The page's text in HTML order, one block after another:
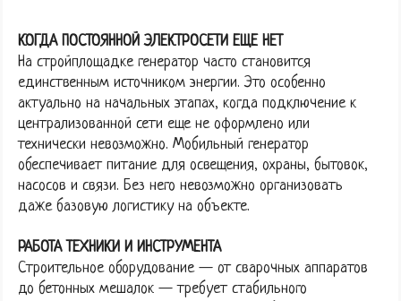
КОГДА ПОСТОЯННОЙ ЭЛЕКТРОСЕТИ ЕЩЕ НЕТ
На стройплощадке генератор часто становится
единственным источником энергии. Это особенно
актуально на начальных этапах, когда подключение к
централизованной сети еще не оформлено или
технически невозможно. Мобильный генератор
обеспечивает питание для освещения, охраны, бытовок,
насосов и связи. Без него невозможно организовать
даже базовую логистику на объекте.
РАБОТА ТЕХНИКИ И ИНСТРУМЕНТА
Строительное оборудование — от сварочных аппаратов
до бетонных мешалок — требует стабильного